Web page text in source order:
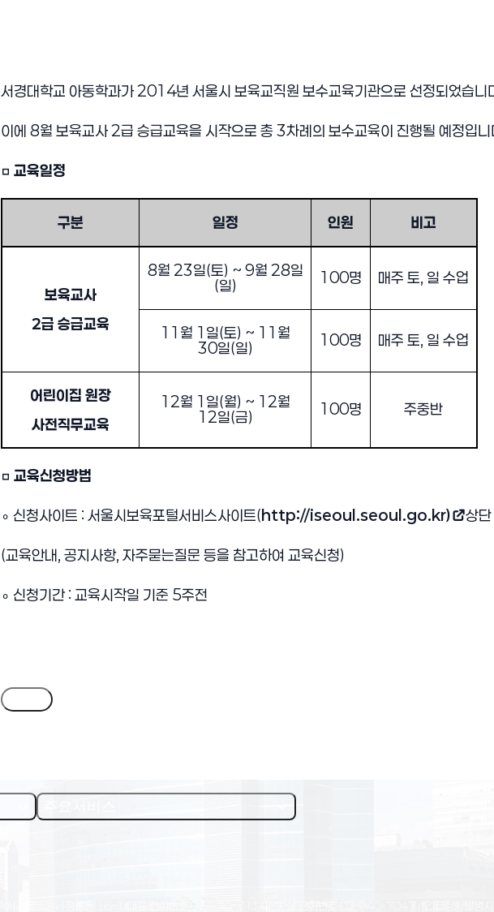
서경대학교 아동학과가2014년 서울시 보육교직원 보수교육기관으로 선정되었습니
이에 8월 보육교사2급 승급교육을 시작으로 총 3차례의 보수교육이 진행될 예정입니
□ 교육일정
구분 일정 인원 비고
보육교사
2급 승급교육
8월 23일(토) ~ 9월 28일
(일) 100명 매주 토, 일 수업
11 월 1 일(토) ~ 11 월
30일(일) 100명 매주 토, 일 수업
어린이집 원장
사전직무교육
12월 1 일(월) ~ 12월
12일(금) 100명 주중반
□ 교육신청방법
∘ 신청사이트 : 서울시보육포털서비스사이트(http://iseoul.seoul.go.kr)
(새 창 열림) 상단
(교육안내, 공지사항, 자주묻는질문 등을 참고하여 교육신청)
∘ 신청기간 : 교육시작일 기준 5주전